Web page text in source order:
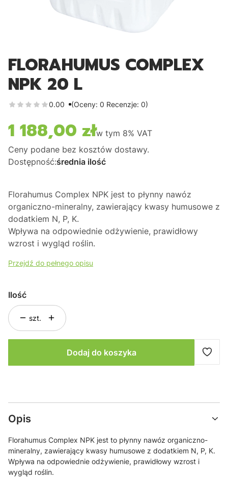
FLORAHUMUS COMPLEX
NPK 20 L
0.00 (Oceny: 0 Recenzje: 0)
Cena
1 188,00 złw tym 8% VAT
Ceny podane bez kosztów dostawy.
Dostępność:średnia ilość
Florahumus Complex NPK jest to płynny nawóz
organiczno-mineralny, zawierający kwasy humusowe z
dodatkiem N, P, K.
Wpływa na odpowiednie odżywienie, prawidłowy
wzrost i wygląd roślin.
Przejdź do pełnego opisu
Ilość
szt.
Dodaj do koszyka
Opis
Florahumus Complex NPK jest to płynny nawóz organiczno-
mineralny, zawierający kwasy humusowe z dodatkiem N, P, K.
Wpływa na odpowiednie odżywienie, prawidłowy wzrost i
wygląd roślin.